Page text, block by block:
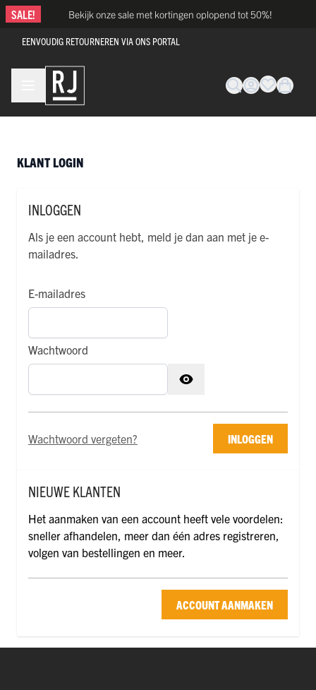
Ga naar de inhoud
SALE! Bekijk onze sale met kortingen oplopend tot 50%!
EENVOUDIG RETOURNEREN VIA ONS PORTAL
KLANT LOGIN
INLOGGEN
Als je een account hebt, meld je dan aan met je e-
mailadres.
E-mailadres
Wachtwoord
INLOGGEN
Wachtwoord vergeten?
NIEUWE KLANTEN
Het aanmaken van een account heeft vele voordelen:
sneller afhandelen, meer dan één adres registreren,
volgen van bestellingen en meer.
ACCOUNT AANMAKEN